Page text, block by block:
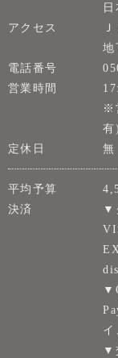
アクセス
地
電話番号
営業時間
※
有)
定休日
無
平均予算
決済
▼
イ
▼